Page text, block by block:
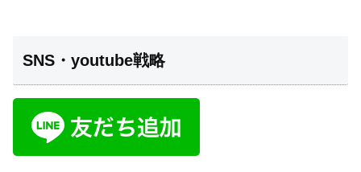
SNS・youtube戦略